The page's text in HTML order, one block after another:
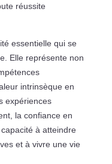
réussite
essentielle qui se
Elle représente non
intrinsèque en
expériences
la confiance en
à atteindre
et à vivre une vie